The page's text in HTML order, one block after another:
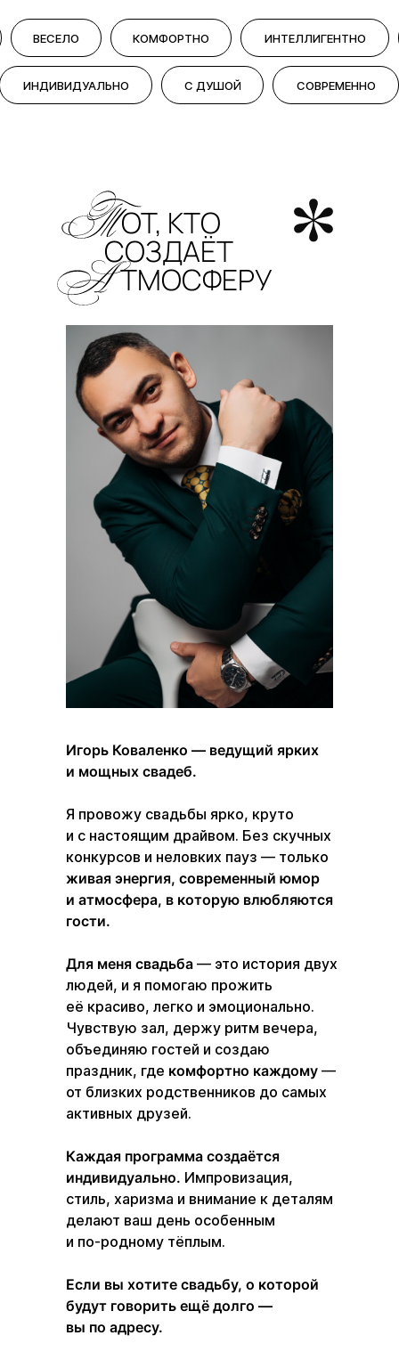
КОМФОРТНО ИНТЕЛЛИГЕНТНО
ВЕСЕЛО
С ДУШОЙ
ИНДИВИДУАЛЬНО СОВРЕМЕННО
Игорь Коваленко — ведущий ярких
и мощных свадеб.
Я провожу свадьбы ярко, круто
и с настоящим драйвом. Без скучных
конкурсов и неловких пауз — только
живая энергия, современный юмор
и атмосфера, в которую влюбляются
гости.
Для меня свадьба — это история двух
людей, и я помогаю прожить
её красиво, легко и эмоционально.
Чувствую зал, держу ритм вечера,
объединяю гостей и создаю
праздник, где комфортно каждому —
от близких родственников до самых
активных друзей.
Каждая программа создаётся
индивидуально. Импровизация,
стиль, харизма и внимание к деталям
делают ваш день особенным
и по‑родному тёплым.
Если вы хотите свадьбу, о которой
будут говорить ещё долго —
вы по адресу.
ТОТ, КТО
СОЗДАЁТ
АТМОСФЕРУ